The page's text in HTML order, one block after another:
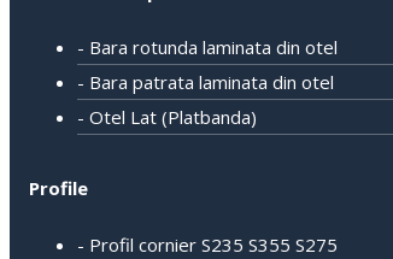
- Bara rotunda laminata din otel
- Bara patrata laminata din otel
- Otel Lat (Platbanda)
Profile
- Profil cornier S235 S355 S275